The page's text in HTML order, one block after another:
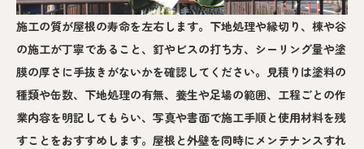
施工の質が屋根の寿命を左右します。下地処理や縁切り、棟や谷
の施工が丁寧であること、釘やビスの打ち方、シーリング量や塗
膜の厚さに手抜きがないかを確認してください。見積りは塗料の
種類や缶数、下地処理の有無、養生や足場の範囲、工程ごとの作
業内容を明記してもらい、写真や書面で施工手順と使用材料を残
すことをおすすめします。屋根と外壁を同時にメンテナンスすれ